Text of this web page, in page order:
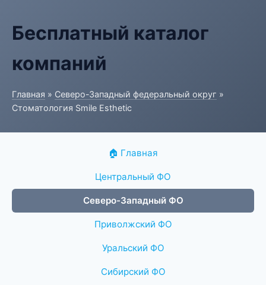
Бесплатный каталог
компаний
Главная » Северо-Западный федеральный округ »
Стоматология Smile Esthetic
🏠 Главная
Центральный ФО
Северо-Западный ФО
Приволжский ФО
Уральский ФО
Сибирский ФО